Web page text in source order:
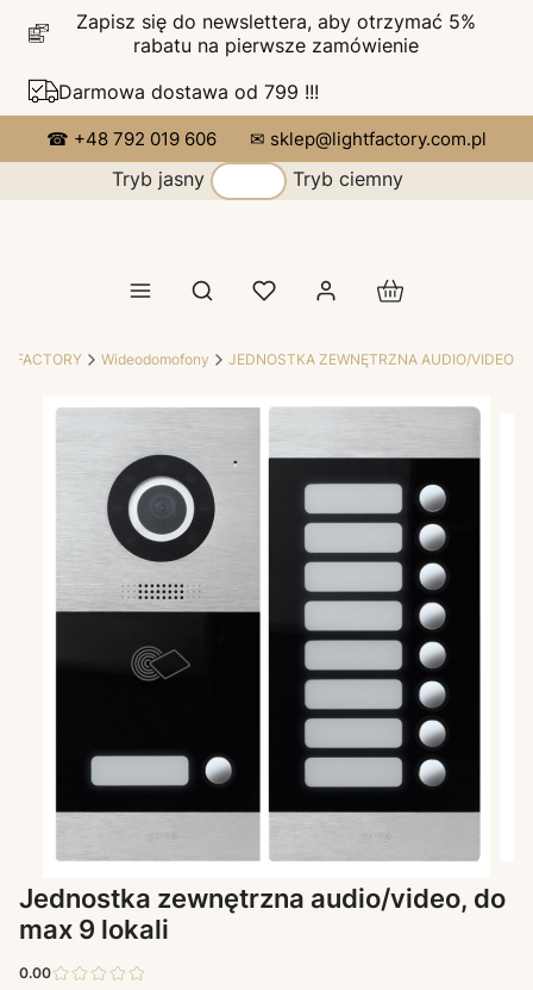
Zapisz się do newslettera, aby otrzymać 5%
rabatu na pierwsze zamówienie
Darmowa dostawa od 799 !!!
☎ +48 792 019 606 ✉ sklep@lightfactory.com.pl
Tryb jasny Tryb ciemny
Otwórz wyszukiwarkę Produkty w
FACTORY Wideodomofony JEDNOSTKA ZEWNĘTRZNA AUDIO/VIDEO
Jednostka zewnętrzna audio/video, do
max 9 lokali
0.00